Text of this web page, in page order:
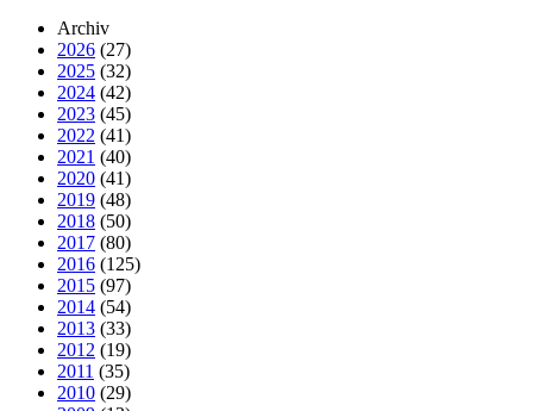
Archiv
2026 (27)
2025 (32)
2024 (42)
2023 (45)
2022 (41)
2021 (40)
2020 (41)
2019 (48)
2018 (50)
2017 (80)
2016 (125)
2015 (97)
2014 (54)
2013 (33)
2012 (19)
2011 (35)
2010 (29)